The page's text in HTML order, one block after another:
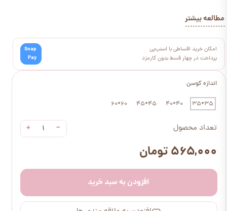
اندازه کوسن
35*35
40*40
45*45
60*60
تعداد محصول −
+
۵۶۵,۰۰۰ تومان
افزودن به سبد خرید
مطالعه بیشتر
امکان خرید اقساطی با اسنپ‌پی
پرداخت در چهار قسط بدون کارمزد
Snap
Pay